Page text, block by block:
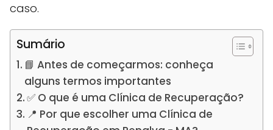
caso.
Sumário
📘 Antes de começarmos: conheça
alguns termos importantes
✅ O que é uma Clínica de Recuperação?
📍 Por que escolher uma Clínica de